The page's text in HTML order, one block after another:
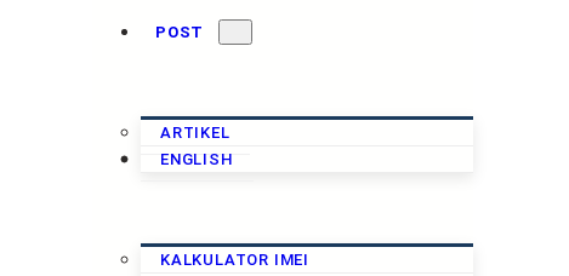
POST
ARTIKEL
ENGLISH
KALKULATOR
KALKULATOR IMEI